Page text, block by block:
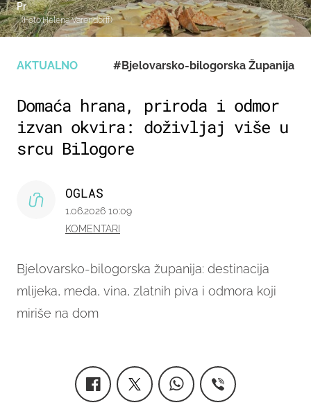
AKTUALNO #Bjelovarsko-bilogorska Županija
Domaća hrana, priroda i odmor
izvan okvira: doživljaj više u
srcu Bilogore
Bjelovarsko-bilogorska županija: destinacija
mlijeka, meda, vina, zlatnih piva i odmora koji
miriše na dom
OGLAS
1.06.2026 10:09
KOMENTARI
Pr
(Foto:Helena Varendorff)